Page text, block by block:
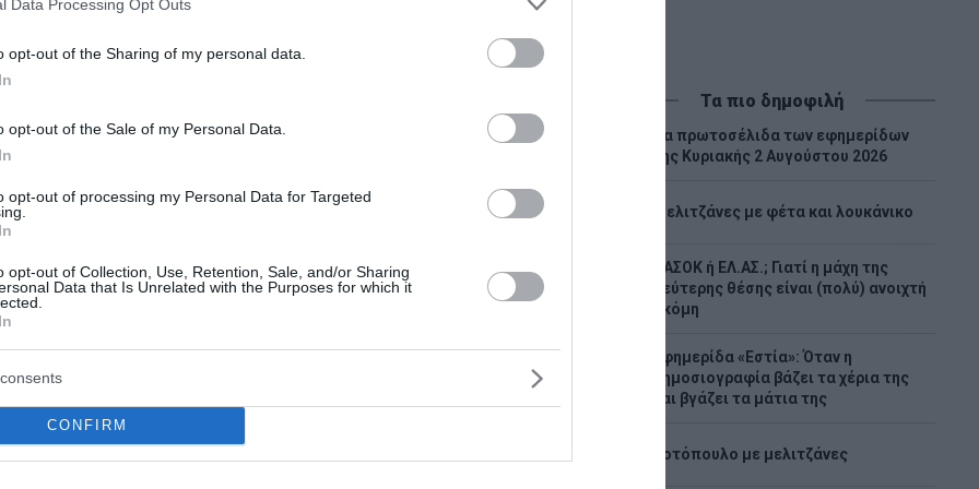
Data Processing Opt Outs
opt-out of the Sharing of my personal data.
opt-out of the Sale of my Personal Data.
opt-out of processing my Personal Data for Targeted
opt-out of Collection, Use, Retention, Sale, and/or Sharing
Data that Is Unrelated with the Purposes for which it
CONFIRM
Τι αλλάζει
τράπεζες και
με το Δημόσιο
Code» σε Κρήτη, Σάμο,
Τα πιο δημοφιλή
Tα πρωτοσέλιδα των εφημερίδων
της Κυριακής 2 Αυγούστου 2026
Μελιτζάνες με φέτα και λουκάνικο
ΠΑΣΟΚ ή ΕΛ.ΑΣ.; Γιατί η μάχη της
δεύτερης θέσης είναι (πολύ) ανοιχτή
ακόμη
Εφημερίδα «Εστία»: Όταν η
δημοσιογραφία βάζει τα χέρια της
και βγάζει τα μάτια της
Κοτόπουλο με μελιτζάνες